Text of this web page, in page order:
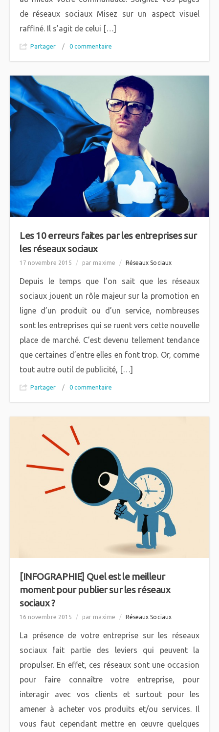
de réseaux sociaux Misez sur un aspect visuel
raffiné. Il s’agit de celui […]
Partager / 0 commentaire
Les 10 erreurs faites par les entreprises sur
les réseaux sociaux
17 novembre 2015 / par maxime / Réseaux Sociaux
Depuis le temps que l’on sait que les réseaux
sociaux jouent un rôle majeur sur la promotion en
ligne d’un produit ou d’un service, nombreuses
sont les entreprises qui se ruent vers cette nouvelle
place de marché. C’est devenu tellement tendance
que certaines d’entre elles en font trop. Or, comme
tout autre outil de publicité, […]
Partager / 0 commentaire
[INFOGRAPHIE] Quel est le meilleur
moment pour publier sur les réseaux
sociaux ?
16 novembre 2015 / par maxime / Réseaux Sociaux
La présence de votre entreprise sur les réseaux
sociaux fait partie des leviers qui peuvent la
propulser. En effet, ces réseaux sont une occasion
pour faire connaître votre entreprise, pour
interagir avec vos clients et surtout pour les
amener à acheter vos produits et/ou services. Il
vous faut cependant mettre en œuvre quelques